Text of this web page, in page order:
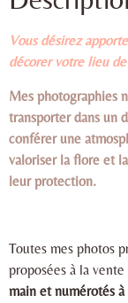
Vous désirez
décorer votre lieu
Mes photographies
transporter dans un
conférer une
valoriser la flore et
leur protection.
Toutes mes photos
proposées à la
main et numérotés